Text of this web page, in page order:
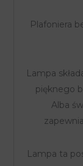
Plafoniera
Lampa
pięknego
Alba
Lampa ta